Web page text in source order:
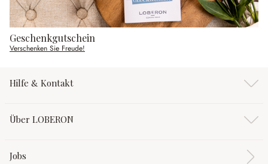
Geschenkgutschein
Verschenken Sie Freude!
Hilfe & Kontakt
Über LOBERON
Jobs